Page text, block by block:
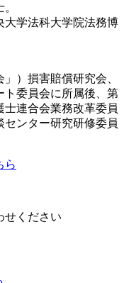
大学法科大学院法務博
）損害賠償研究会、
ト委員会に所属後、第
連合会業務改革委員
ンター研究研修委員
ら
せください